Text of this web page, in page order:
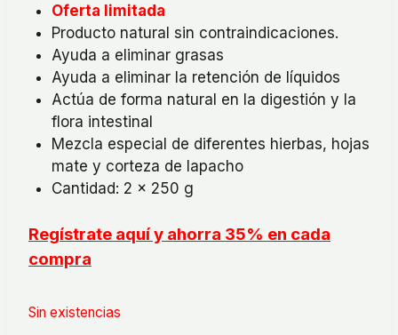
original
era:
€50,58.
actual
es:
€38,99.
Oferta limitada
Producto natural sin contraindicaciones.
Ayuda a eliminar grasas
Ayuda a eliminar la retención de líquidos
Actúa de forma natural en la digestión y la
flora intestinal
Mezcla especial de diferentes hierbas, hojas
mate y corteza de lapacho
Cantidad: 2 x 250 g
Regístrate aquí y ahorra 35% en cada
compra
Sin existencias